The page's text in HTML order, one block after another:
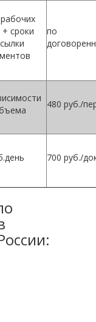
сроки
по
480 руб./
700 руб./